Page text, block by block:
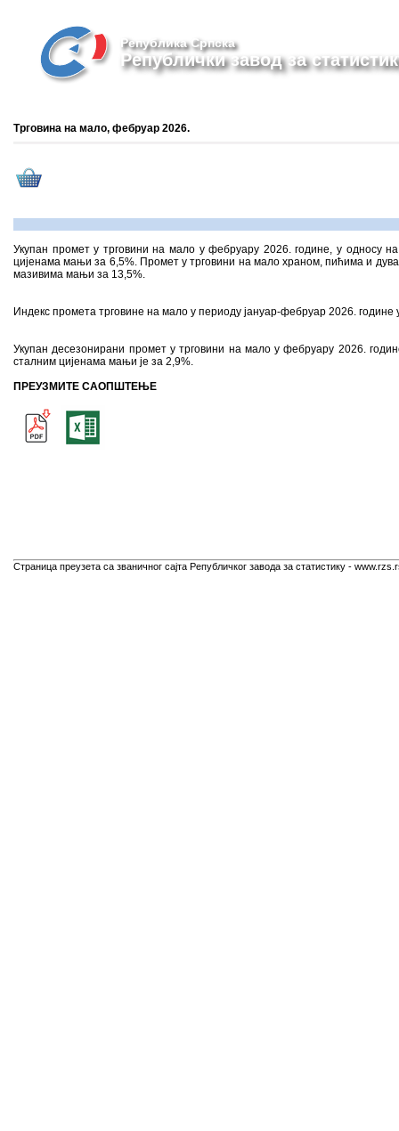
Република Српска
Републички завод за
Трговина на мало, фебруар 2026.
Укупан промет у трговини на мало у фебруару 2026. године, у односу
цијенама мањи за 6,5%. Промет у трговини на мало храном, пићима и
мазивима мањи за 13,5%.
Индекс промета трговине на мало у периоду јануар-фебруар 2026.
Укупан десезонирани промет у трговини на мало у фебруару 2026.
сталним цијенама мањи је за 2,9%.
ПРЕУЗМИТЕ САОПШТЕЊЕ
Страница преузета са званичног сајта Републичког завода за статистику -